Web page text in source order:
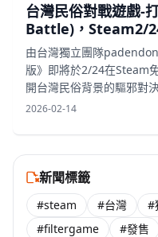
台灣民俗對戰遊戲-
Battle)，Steam2/
由台灣獨立團隊
版》即將於2/24在Steam
開台灣民俗背景的驅邪對
2026-02-14
新聞標籤
#steam #台灣 #
#filtergame
#發售